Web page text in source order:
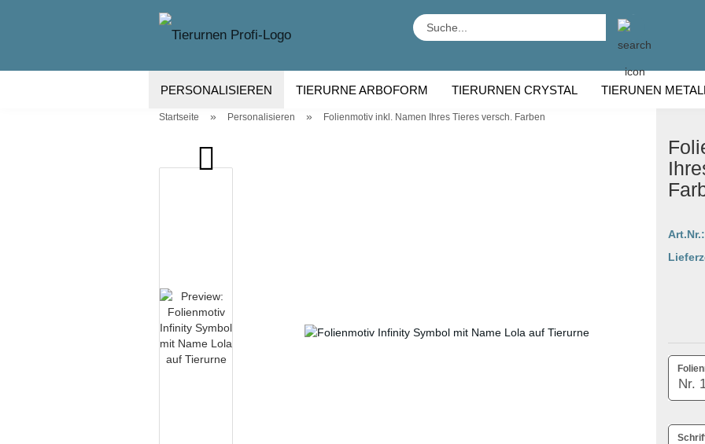
PERSONALISIEREN TIERURNE ARBOFORM TIERURNEN CRYSTAL TIERUNEN
Startseite » Personalisieren » Folienmotiv inkl. Namen Ihres Tieres versch. Farben
Art.Nr.: